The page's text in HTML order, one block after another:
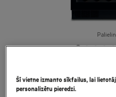
Vīna ledusskapji
Šī vietne izmanto sīkfailus, lai
personalizētu pieredzi.